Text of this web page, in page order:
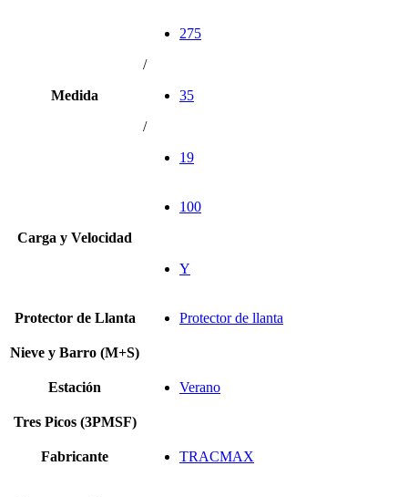
Medida
275
/
35
/
19
Carga y Velocidad
100
Y
Protector de Llanta Protector de llanta
Nieve y Barro (M+S)
Estación Verano
Tres Picos (3PMSF)
Fabricante TRACMAX